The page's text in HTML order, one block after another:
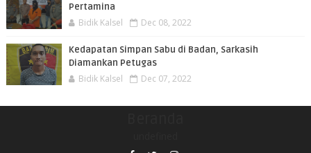
Pertamina
Bidik Kalsel Dec 08, 2022
Kedapatan Simpan Sabu di Badan, Sarkasih
Diamankan Petugas
Bidik Kalsel Dec 07, 2022